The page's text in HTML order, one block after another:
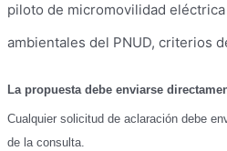
piloto de micromovilidad
ambientales del PNUD, criterios
La propuesta debe enviarse
Cualquier solicitud de aclaración debe
de la consulta.